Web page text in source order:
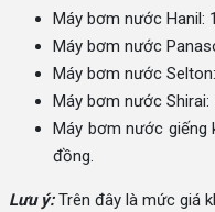
Máy bơm nước Hanil:
Máy bơm nước
Máy bơm nước
Máy bơm nước Shirai:
Máy bơm nước giếng
đồng.
Lưu ý:Trên đây là mức giá